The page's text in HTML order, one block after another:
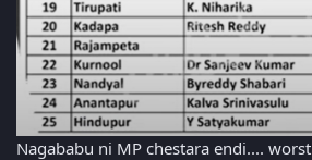
Nagababu ni MP chestara endi.... worst